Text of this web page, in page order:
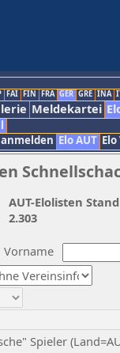
FAI FIN FRA GER GRE INA
Meldekartei
Elo AUT
Vorname
Spieler
AUT-Elolisten
2.303